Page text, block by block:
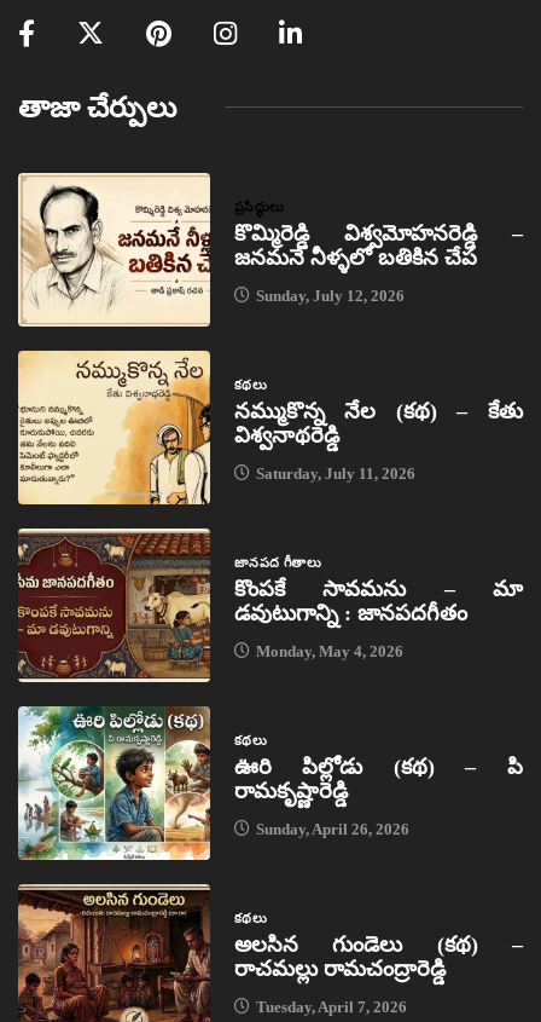
తాజా చేర్పులు
ప్రసిద్ధులు
కొమ్మిరెడ్డి విశ్వమోహనరెడ్డి –
జనమనే నీళ్ళలో బతికిన చేప
Sunday, July 12, 2026
కథలు
నమ్ముకొన్న నేల (కథ) – కేతు
విశ్వనాథరెడ్డి
Saturday, July 11, 2026
జానపద గీతాలు
కొంపకే సావమను – మా
డవుటుగాన్ని : జానపదగీతం
Monday, May 4, 2026
కథలు
ఊరి పిల్లోడు (కథ) – పి
రామకృష్ణారెడ్డి
Sunday, April 26, 2026
కథలు
అలసిన గుండెలు (కథ) –
రాచమల్లు రామచంద్రారెడ్డి
Tuesday, April 7, 2026